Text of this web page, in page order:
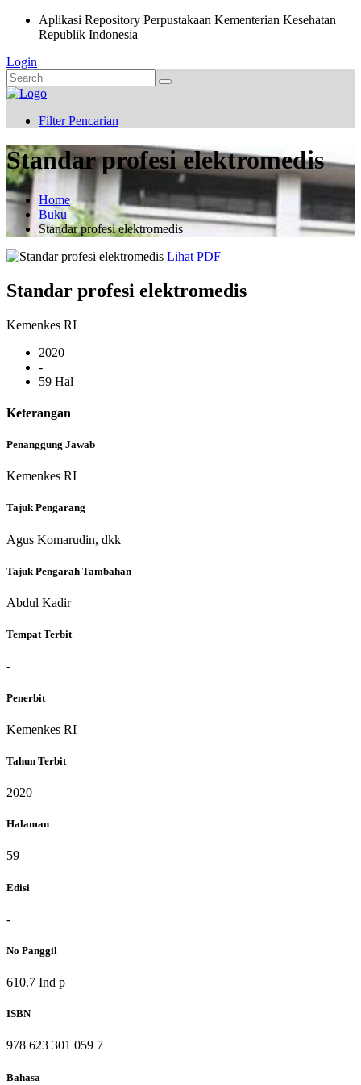
Aplikasi Repository Perpustakaan Kementerian Kesehatan
Republik Indonesia
Login
Filter Pencarian
Standar profesi elektromedis
Home
Buku
Standar profesi elektromedis
Lihat PDF
Standar profesi elektromedis
Kemenkes RI
2020
-
59 Hal
Keterangan
Penanggung Jawab
Kemenkes RI
Tajuk Pengarang
Agus Komarudin, dkk
Tajuk Pengarah Tambahan
Abdul Kadir
Tempat Terbit
-
Penerbit
Kemenkes RI
Tahun Terbit
2020
Halaman
59
Edisi
-
No Panggil
610.7 Ind p
ISBN
978 623 301 059 7
Bahasa